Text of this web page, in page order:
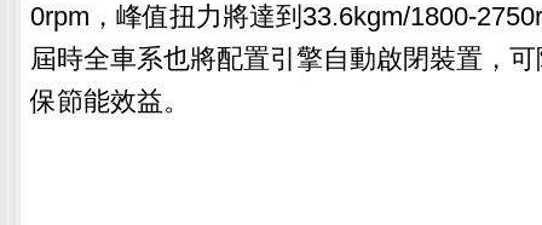
0rpm，峰值扭力將達到33.6kgm/1800-
屆時全車系也將配置引擎自動啟閉裝置，
保節能效益。